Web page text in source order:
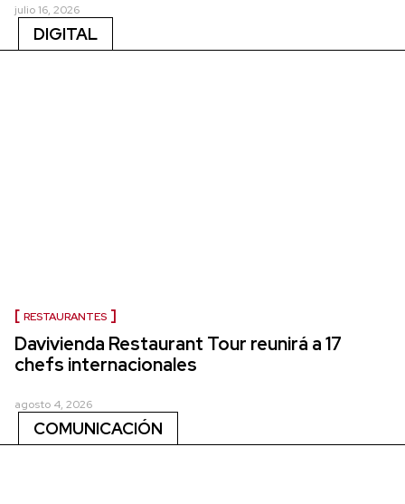
julio 16, 2026
DIGITAL
RESTAURANTES
Davivienda Restaurant Tour reunirá a 17
chefs internacionales
agosto 4, 2026
COMUNICACIÓN